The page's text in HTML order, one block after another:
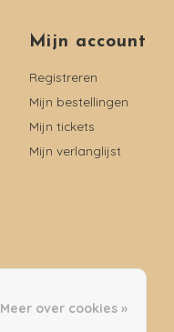
Mijn account
Registreren
Mijn bestellingen
Mijn tickets
Mijn verlanglijst
Meer over cookies »